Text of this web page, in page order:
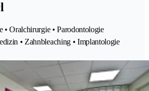
• Oralchirurgie • Parodontologie
• Zahnbleaching • Implantologie